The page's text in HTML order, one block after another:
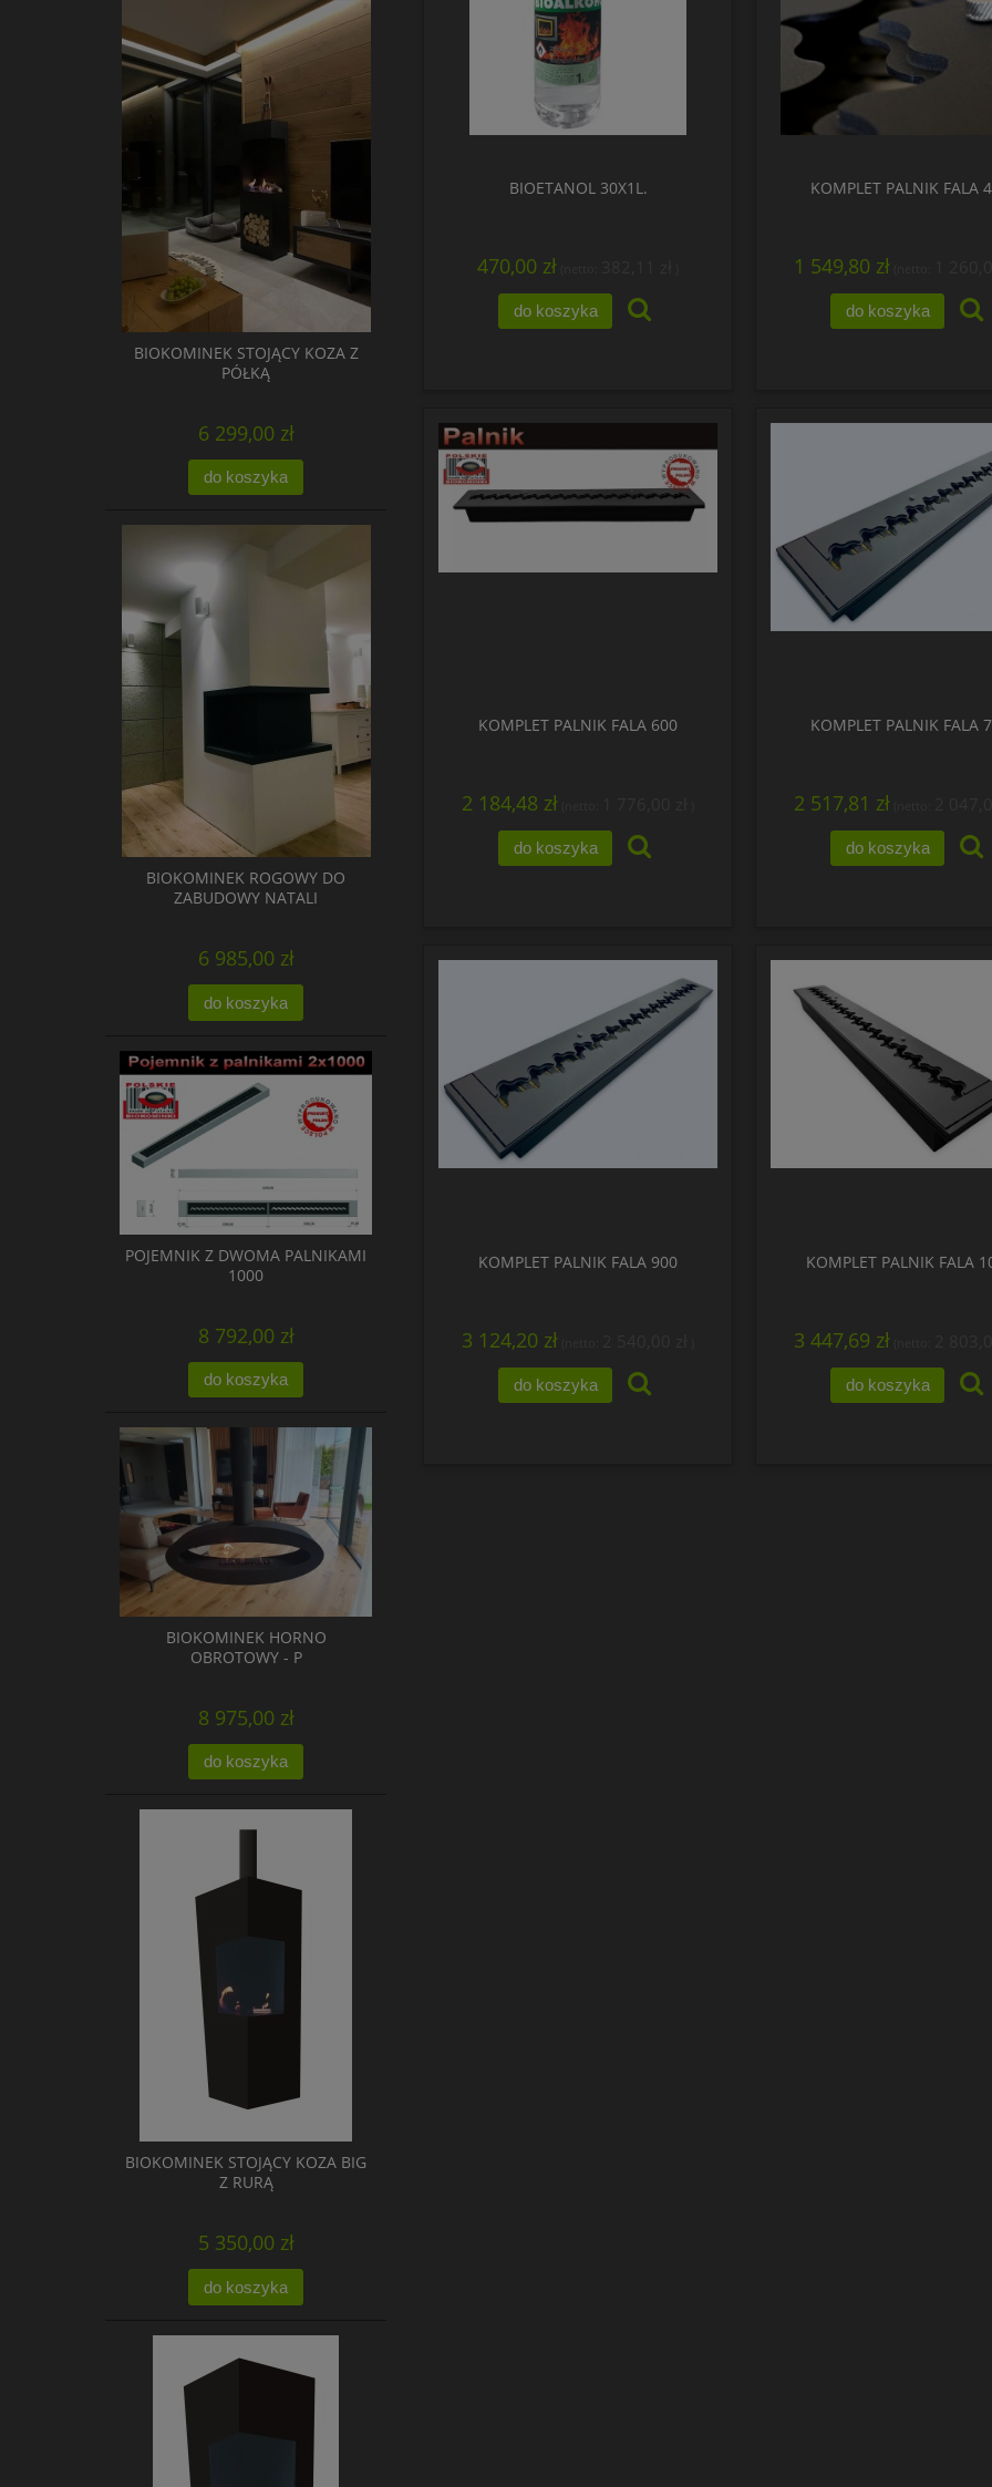
BIOKOMINEK STOJĄCY KOZA Z
PÓŁKĄ
6 299,00 zł
do koszyka
BIOKOMINEK ROGOWY DO
ZABUDOWY NATALI
6 985,00 zł
do koszyka
POJEMNIK Z DWOMA PALNIKAMI
1000
8 792,00 zł
do koszyka
BIOKOMINEK HORNO
OBROTOWY - P
8 975,00 zł
do koszyka
BIOKOMINEK STOJĄCY KOZA BIG
Z RURĄ
5 350,00 zł
do koszyka
BIOETANOL 30X1L.
470,00 zł
do koszyka
KOMPLET PALNIK FALA
1 549,80 zł
do koszyka
KOMPLET PALNIK FALA 600
2 184,48 zł
do koszyka
KOMPLET PALNIK FALA
2 517,81 zł
do koszyka
KOMPLET PALNIK FALA 900
3 124,20 zł
do koszyka
KOMPLET PALNIK FALA
3 447,69 zł
do koszyka